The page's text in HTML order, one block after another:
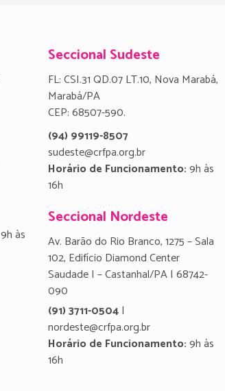
9h às
Seccional Sudeste
FL: CSI.31 QD.07 LT.10, Nova Marabá,
Marabá/PA
CEP: 68507-590.
(94) 99119-8507
sudeste@crfpa.org.br
Horário de Funcionamento:9h às
16h
Seccional Nordeste
Av. Barão do Rio Branco, 1275 – Sala
102, Edifício Diamond Center
Saudade I – Castanhal/PA | 68742-
090
(91) 3711-0504|
nordeste@crfpa.org.br
Horário de Funcionamento:9h às
16h